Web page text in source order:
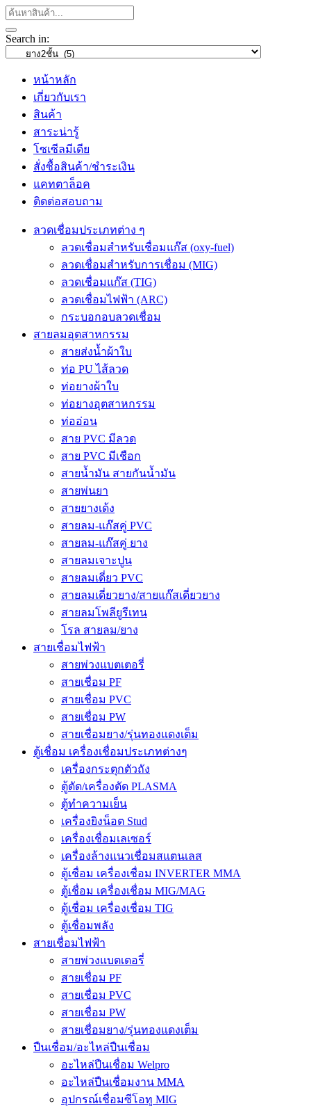
Search in:
หน้าหลัก
เกี่ยวกับเรา
สินค้า
สาระน่ารู้
โซเซีลมีเดีย
สั่งซื้อสินค้า/ชำระเงิน
แคทตาล็อค
ติดต่อสอบถาม
ลวดเชื่อมประเภทต่าง ๆ
ลวดเชื่อมสำหรับเชื่อมแก๊ส (oxy-fuel)
ลวดเชื่อมสำหรับการเชื่อม (MIG)
ลวดเชื่อมแก๊ส (TIG)
ลวดเชื่อมไฟฟ้า (ARC)
กระบอกอบลวดเชื่อม
สายลมอุตสาหกรรม
สายส่งน้ำผ้าใบ
ท่อ PU ไส้ลวด
ท่อยางผ้าใบ
ท่อยางอุตสาหกรรม
ท่ออ่อน
สาย PVC มีลวด
สาย PVC มีเชือก
สายน้ำมัน สายกันน้ำมัน
สายพ่นยา
สายยางเด้ง
สายลม-แก๊สคู่ PVC
สายลม-แก๊สคู่ ยาง
สายลมเจาะปูน
สายลมเดี่ยว PVC
สายลมเดี่ยวยาง/สายแก๊สเดี่ยวยาง
สายลมโพลียูรีเทน
โรล สายลม/ยาง
สายเชื่อมไฟฟ้า
สายพ่วงแบตเตอรี่
สายเชื่อม PF
สายเชื่อม PVC
สายเชื่อม PW
สายเชื่อมยาง/รุ่นทองแดงเต็ม
ตู้เชื่อม เครื่องเชื่อมประเภทต่างๆ
เครื่องกระตุกตัวถัง
ตู้ตัด/เครื่องตัด PLASMA
ตู้ทำความเย็น
เครื่องยิงน็อต Stud
เครื่องเชื่อมเลเซอร์
เครื่องล้างแนวเชื่อมสแตนเลส
ตู้เชื่อม เครื่องเชื่อม INVERTER MMA
ตู้เชื่อม เครื่องเชื่อม MIG/MAG
ตู้เชื่อม เครื่องเชื่อม TIG
ตู้เชื่อมพลัง
สายเชื่อมไฟฟ้า
สายพ่วงแบตเตอรี่
สายเชื่อม PF
สายเชื่อม PVC
สายเชื่อม PW
สายเชื่อมยาง/รุ่นทองแดงเต็ม
ปืนเชื่อม/อะไหล่ปืนเชื่อม
อะไหล่ปืนเชื่อม Welpro
อะไหล่ปืนเชื่อมงาน MMA
อุปกรณ์เชื่อมซีโอทู MIG